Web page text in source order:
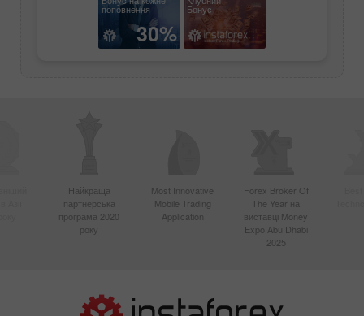
поповнення
30%
Бонус
Найкраща
партнерська
програма 2020
року
Most Innovative
Mobile Trading
Application
Forex Broker Of
The Year на
виставці Money
Expo Abu Dhabi
2025